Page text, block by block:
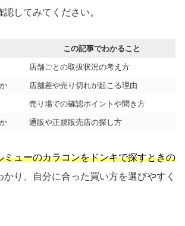
してみてください。
この記事でわかること
店舗ごとの取扱状況の考え方
店舗差や売り切れが起こる理由
売り場での確認ポイントや聞き方
通販や正規販売店の探し方
ミューのカラコンをドンキで探すときの
かり、自分に合った買い方を選びやすく